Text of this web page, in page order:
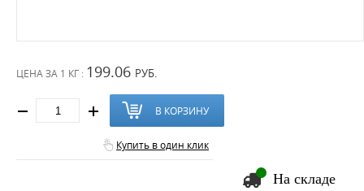
ЦЕНА ЗА 1 КГ : 199.06 РУБ.
В КОРЗИНУ
Купить в один клик
На складе